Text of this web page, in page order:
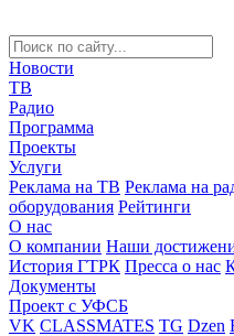
Новости
ТВ
Радио
Программа
Проекты
Услуги
Реклама на ТВ Реклама на
оборудования Рейтинги
О нас
О компании Наши
История ГТРК Пресса о нас
Документы
Проект с УФСБ
VK CLASSMATES TG Dzen